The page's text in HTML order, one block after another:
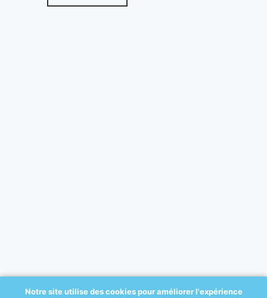
Notre site utilise des cookies pour améliorer l'expérience